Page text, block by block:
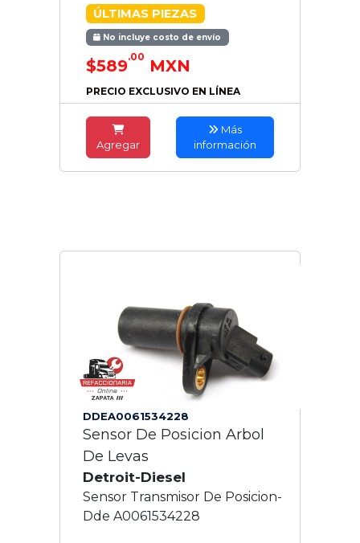
ÚLTIMAS PIEZAS
No incluye costo de envío
$589.00 MXN
PRECIO EXCLUSIVO EN LÍNEA
Agregar
Más
información
DDEA0061534228
Sensor De Posicion Arbol
De Levas
Detroit-Diesel
Sensor Transmisor De Posicion-
Dde A0061534228